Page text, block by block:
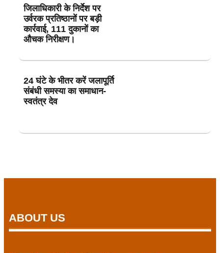
जिलाधिकारी के निर्देश पर
उर्वरक प्रतिष्ठानों पर बड़ी
कार्रवाई, 111 दुकानों का
औचक निरीक्षण।
24 घंटे के भीतर करें जलापूर्ति
संबंधी समस्या का समाधान-
स्वतंत्र देव
ABOUT US